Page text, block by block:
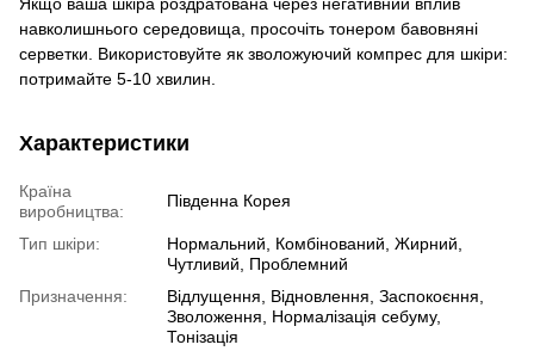
навколишнього середовища, просочіть тонером бавовняні
серветки. Використовуйте як зволожуючий компрес для шкіри:
потримайте 5-10 хвилин.
Характеристики
Країна
виробництва:
Південна Корея
Тип шкіри:
Нормальний, Комбінований, Жирний,
Чутливий, Проблемний
Призначення:
Відлущення, Відновлення, Заспокоєння,
Зволоження, Нормалізація себуму,
Тонізація